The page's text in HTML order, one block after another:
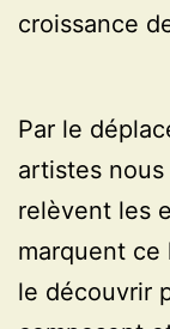
croissance
Par le
artistes
relèvent les
marquent
le découvrir